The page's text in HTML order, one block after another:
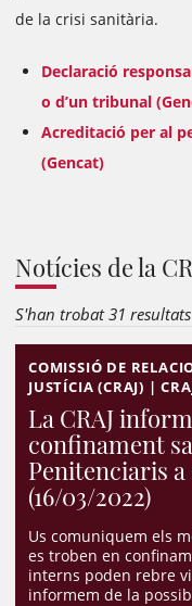
de la crisi sanitària.
Declaració
o d’un tribunal
Acreditació per al
(Gencat)
Notícies de la
S'han trobat 31 resultats
COMISSIÓ DE
JUSTÍCIA (CRAJ) |
La CRAJ
confinament
Penitenciaris
(16/03/2022)
Us comuniquem els
es troben en
interns poden rebre
informem de la